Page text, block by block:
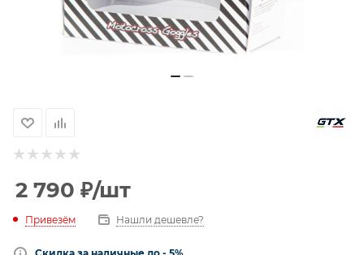
2 790 ₽/шт
Привезём Нашли дешевле?